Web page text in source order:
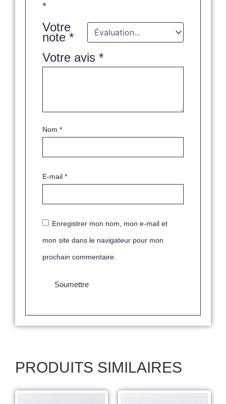
*
Votre
note*
Votre avis*
Nom*
E-mail*
Enregistrer mon nom, mon e-mail et
mon site dans le navigateur pour mon
prochain commentaire.
PRODUITS SIMILAIRES